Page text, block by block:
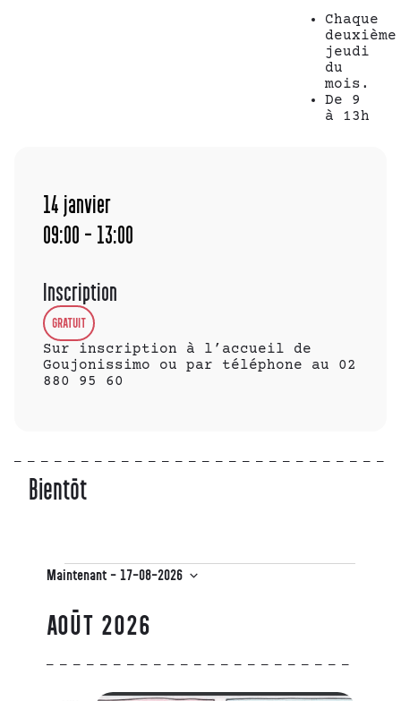
Chaque
deuxième
jeudi
du
mois.
De 9
à 13h
14 janvier
09:00 - 13:00
Inscription
GRATUIT
Sur inscription à l’accueil de
Goujonissimo ou par téléphone au 02
880 95 60
Bientôt
Maintenant - 17-08-2026
une
date.
AOÛT 2026